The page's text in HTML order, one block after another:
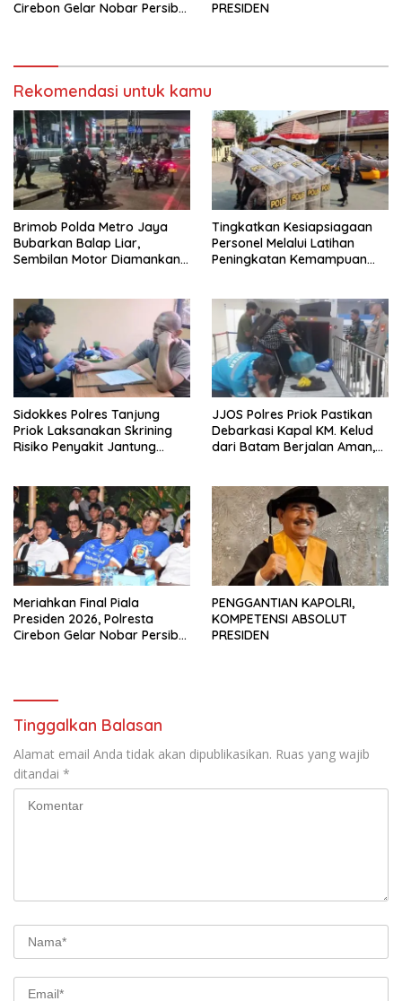
Cirebon Gelar Nobar Persib
PRESIDEN
Rekomendasi untuk kamu
Brimob Polda Metro Jaya
Bubarkan Balap Liar,
Sembilan Motor Diamankan
Tingkatkan Kesiapsiagaan
Personel Melalui Latihan
Peningkatan Kemampuan
Sidokkes Polres Tanjung
Priok Laksanakan Skrining
Risiko Penyakit Jantung
JJOS Polres Priok Pastikan
Debarkasi Kapal KM. Kelud
dari Batam Berjalan Aman,
Meriahkan Final Piala
Presiden 2026, Polresta
Cirebon Gelar Nobar Persib
PENGGANTIAN KAPOLRI,
KOMPETENSI ABSOLUT
PRESIDEN
Tinggalkan Balasan
Alamat email Anda tidak akan dipublikasikan. Ruas yang wajib
ditandai *